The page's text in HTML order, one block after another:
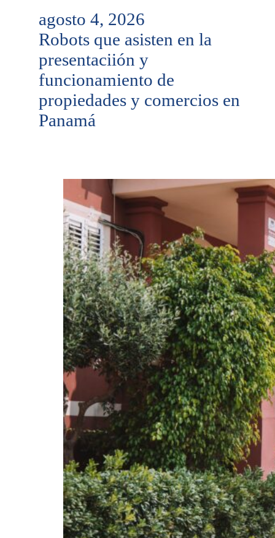
agosto 4, 2026
Robots que asisten en la
presentaciión y
funcionamiento de
propiedades y comercios en
Panamá